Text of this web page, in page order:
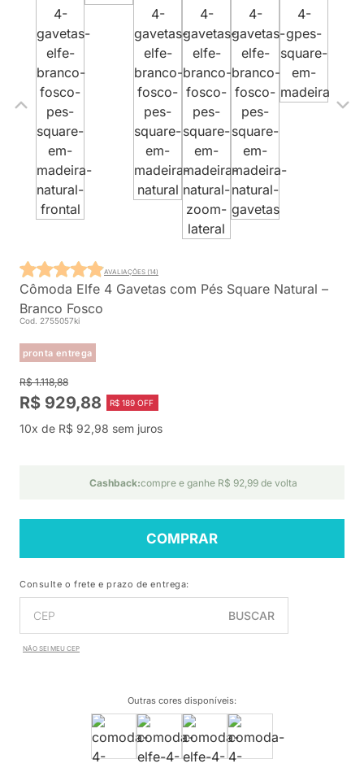
Cômoda Elfe 4 Gavetas com Pés Square Natural –
Branco Fosco
Cod. 2755057ki
pronta entrega
AVALIAÇÕES (14)
R$ 1.118,88
R$ 929,88 R$ 189 OFF
10x de R$ 92,98 sem juros
Cashback:compre e ganhe R$ 92,99 de volta
COMPRAR
Consulte o frete e prazo de entrega:
BUSCAR
NÃO SEI MEU CEP
Outras cores disponíveis: